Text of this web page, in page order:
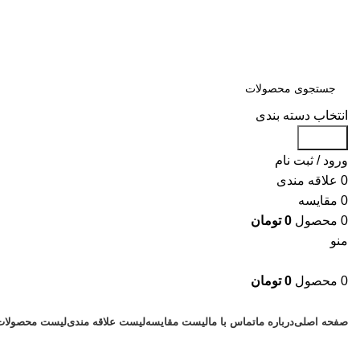
انتخاب دسته بندی
ورود / ثبت نام
0 علاقه مندی
0 مقایسه
0 محصول 0 تومان
منو
0 محصول 0 تومان
صفحه اصلیدرباره ماتماس با مالیست مقایسهلیست علاقه مندیلیست